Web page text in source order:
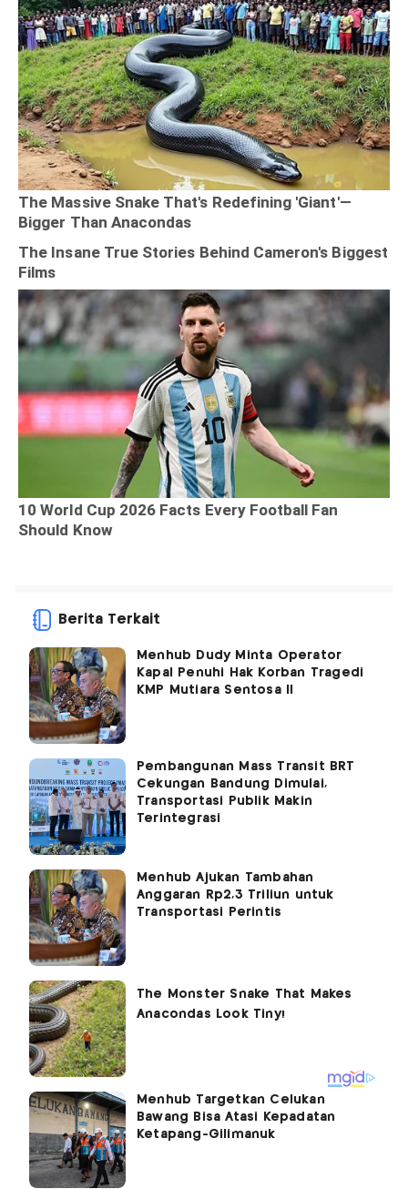
Berita Terkait
Menhub Dudy Minta Operator
Kapal Penuhi Hak Korban Tragedi
KMP Mutiara Sentosa II
Pembangunan Mass Transit BRT
Cekungan Bandung Dimulai,
Transportasi Publik Makin
Terintegrasi
Menhub Ajukan Tambahan
Anggaran Rp2,3 Triliun untuk
Transportasi Perintis
Menhub Targetkan Celukan
Bawang Bisa Atasi Kepadatan
Ketapang-Gilimanuk